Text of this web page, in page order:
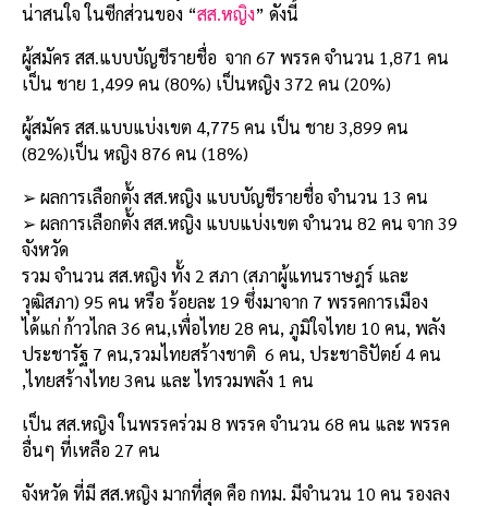
น่าสนใจ ในซีกส่วนของ “สส.หญิง” ดังนี้
ผู้สมัคร สส.แบบบัญชีรายชื่อ จาก 67 พรรค จำนวน 1,871 คน
เป็น ชาย 1,499 คน (80%) เป็นหญิง 372 คน (20%)
ผู้สมัคร สส.แบบแบ่งเขต 4,775 คน เป็น ชาย 3,899 คน
(82%)เป็น หญิง 876 คน (18%)
➢ ผลการเลือกตั้ง สส.หญิง แบบบัญชีรายชื่อ จำนวน 13 คน
➢ ผลการเลือกตั้ง สส.หญิง แบบแบ่งเขต จำนวน 82 คน จาก 39
จังหวัด
รวม จำนวน สส.หญิง ทั้ง 2 สภา (สภาผู้แทนราษฎร์ และ
วุฒิสภา) 95 คน หรือ ร้อยละ 19 ซึ่งมาจาก 7 พรรคการเมือง
ได้แก่ ก้าวไกล 36 คน,เพื่อไทย 28 คน, ภูมิใจไทย 10 คน, พลัง
ประชารัฐ 7 คน,รวมไทยสร้างชาติ 6 คน, ประชาธิปัตย์ 4คน
,ไทยสร้างไทย 3คน และ ไทรวมพลัง 1 คน
เป็น สส.หญิง ในพรรคร่วม 8 พรรค จำนวน 68 คน และ พรรค
อื่นๆ ที่เหลือ 27 คน
จังหวัด ที่มี สส.หญิง มากที่สุด คือ กทม. มีจำนวน 10 คน รองลง